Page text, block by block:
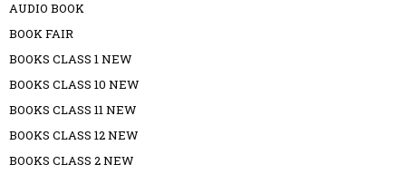
AUDIO BOOK
BOOK FAIR
BOOKS CLASS 1 NEW
BOOKS CLASS 10 NEW
BOOKS CLASS 11 NEW
BOOKS CLASS 12 NEW
BOOKS CLASS 2 NEW